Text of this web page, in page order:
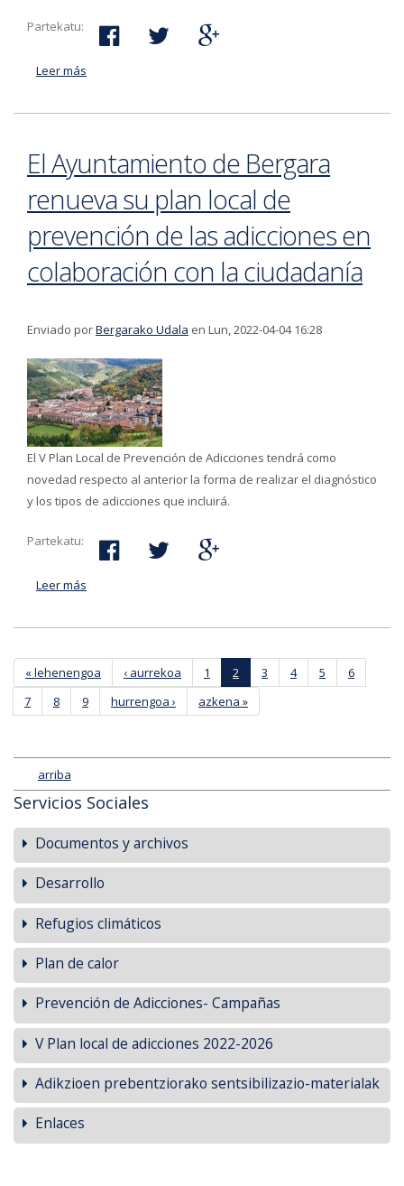
Partekatu:
Leer más
proceso de elaboración del V Plan Local de Adicciones
El Ayuntamiento de Bergara
renueva su plan local de
prevención de las adicciones en
colaboración con la ciudadanía
Enviado porBergarako Udala en Lun, 2022-04-04 16:28
El V Plan Local de Prevención de Adicciones tendrá como
novedad respecto al anterior la forma de realizar el diagnóstico
y los tipos de adicciones que incluirá.
Partekatu:
Leer más
con la ciudadanía
Páginas
« lehenengoa ‹ aurrekoa 1 2 3 4 5
6
7
8 9 hurrengoa › azkena »
arriba
Servicios Sociales
Documentos y archivos
Desarrollo
Refugios climáticos
Plan de calor
Prevención de Adicciones- Campañas
V Plan local de adicciones 2022-2026
Adikzioen prebentziorako sentsibilizazio-materialak
Enlaces